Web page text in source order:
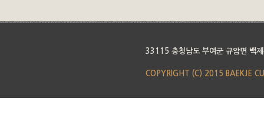
33115 충청남도 부여군 규암면 백
COPYRIGHT (C) 2015 BAEKJE